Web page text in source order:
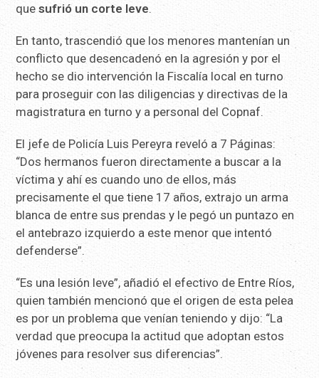
quesufrió un corte leve.
En tanto, trascendió que los menores mantenían un
conflicto que desencadenó en la agresión y por el
hecho se dio intervención la Fiscalía local en turno
para proseguir con las diligencias y directivas de la
magistratura en turno y a personal del Copnaf.
El jefe de Policía Luis Pereyra reveló a 7 Páginas:
“Dos hermanos fueron directamente a buscar a la
víctima y ahí es cuando uno de ellos, más
precisamente el que tiene 17 años, extrajo un arma
blanca de entre sus prendas y le pegó un puntazo en
el antebrazo izquierdo a este menor que intentó
defenderse”.
“Es una lesión leve”, añadió el efectivo de Entre Ríos,
quien también mencionó que el origen de esta pelea
es por un problema que venían teniendo y dijo: “La
verdad que preocupa la actitud que adoptan estos
jóvenes para resolver sus diferencias”.